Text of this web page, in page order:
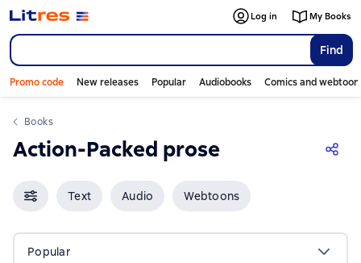
Find
Log in My Books
Promo code New releases Popular Audiobooks Comics and
Books
Action-Packed prose
Text Audio Webtoons
Popular